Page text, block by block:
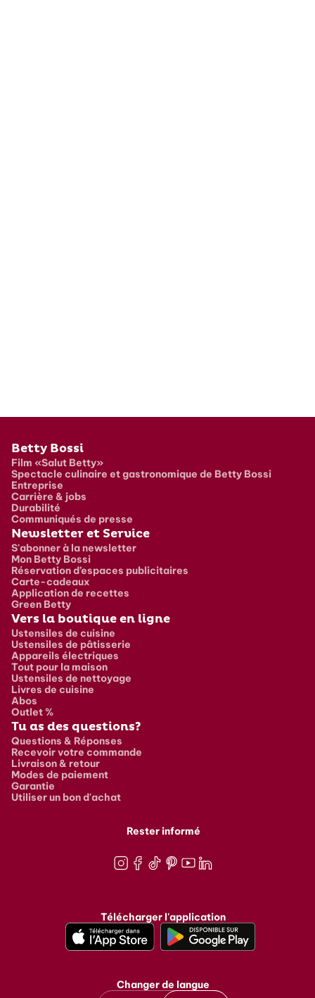
Pied de page
Betty Bossi
Film «Salut Betty»
Spectacle culinaire et gastronomique de Betty Bossi
Entreprise
Carrière & jobs
Durabilité
Communiqués de presse
Newsletter et Service
S'abonner à la newsletter
Mon Betty Bossi
Réservation d’espaces publicitaires
Carte-cadeaux
Application de recettes
Green Betty
Vers la boutique en ligne
Ustensiles de cuisine
Ustensiles de pâtisserie
Appareils électriques
Tout pour la maison
Ustensiles de nettoyage
Livres de cuisine
Abos
Outlet %
Tu as des questions?
Questions & Réponses
Recevoir votre commande
Livraison & retour
Modes de paiement
Garantie
Utiliser un bon d'achat
Rester informé
Télécharger l'application
Changer de langue